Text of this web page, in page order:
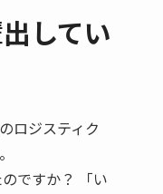
してい
ロジスティク
ですか？ 「い